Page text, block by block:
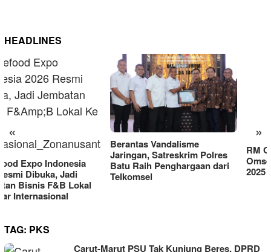
HEADLINES
« »
Berantas Vandalisme
Jaringan, Satreskrim Polres
Batu Raih Penghargaan dari
Telkomsel
RM OG Alami Kenaikan
Omset di Porprov IX Jatim
2025
TAG: PKS
Carut-Marut PSU Tak Kunjung Beres, DPRD